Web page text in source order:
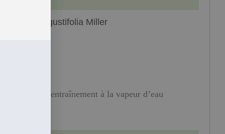
angustifolia Miller
par entraînement à la vapeur d’eau